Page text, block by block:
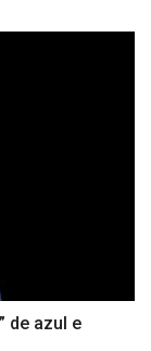
de azul e